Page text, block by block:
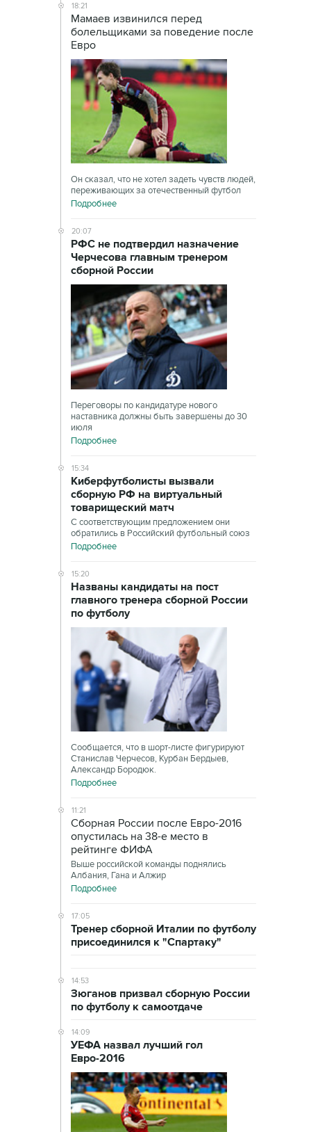
18:21
Мамаев извинился перед
болельщиками за поведение после
Евро
Он сказал, что не хотел задеть чувств людей,
переживающих за отечественный футбол
Подробнее
20:07
РФС не подтвердил назначение
Черчесова главным тренером
сборной России
Переговоры по кандидатуре нового
наставника должны быть завершены до 30
июля
Подробнее
15:34
Киберфутболисты вызвали
сборную РФ на виртуальный
товарищеский матч
С соответствующим предложением они
обратились в Российский футбольный союз
Подробнее
15:20
Названы кандидаты на пост
главного тренера сборной России
по футболу
Сообщается, что в шорт-листе фигурируют
Станислав Черчесов, Курбан Бердыев,
Александр Бородюк.
Подробнее
11:21
Сборная России после Евро-2016
опустилась на 38-е место в
рейтинге ФИФА
Выше российской команды поднялись
Албания, Гана и Алжир
Подробнее
17:05
Тренер сборной Италии по футболу
присоединился к "Спартаку"
14:53
Зюганов призвал сборную России
по футболу к самоотдаче
14:09
УЕФА назвал лучший гол
Евро-2016